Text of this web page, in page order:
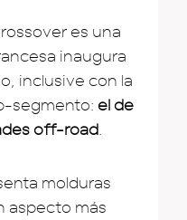
es una
inaugura
inclusive con la
segmento: el de
off-road
molduras
aspecto más